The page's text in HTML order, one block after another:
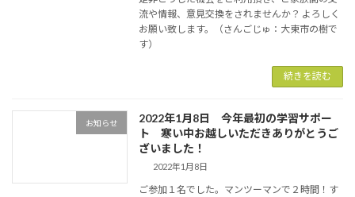
流や情報、意見交換をされませんか？ よろしく
お願い致します。（さんごじゅ：大東市の樹で
す）
続きを読む
お知らせ
2022年1月8日 今年最初の学習サポー
ト 寒い中お越しいただきありがとうご
ざいました！
2022年1月8日
ご参加１名でした。マンツーマンで２時間！す